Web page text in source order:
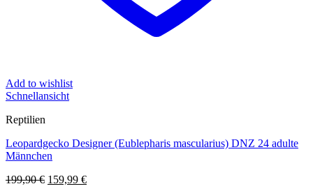
Add to wishlist
Schnellansicht
Reptilien
Leopardgecko Designer (Eublepharis mascularius) DNZ 24 adulte
Männchen
199,90€ Ursprünglicher
159,99 €Aktueller